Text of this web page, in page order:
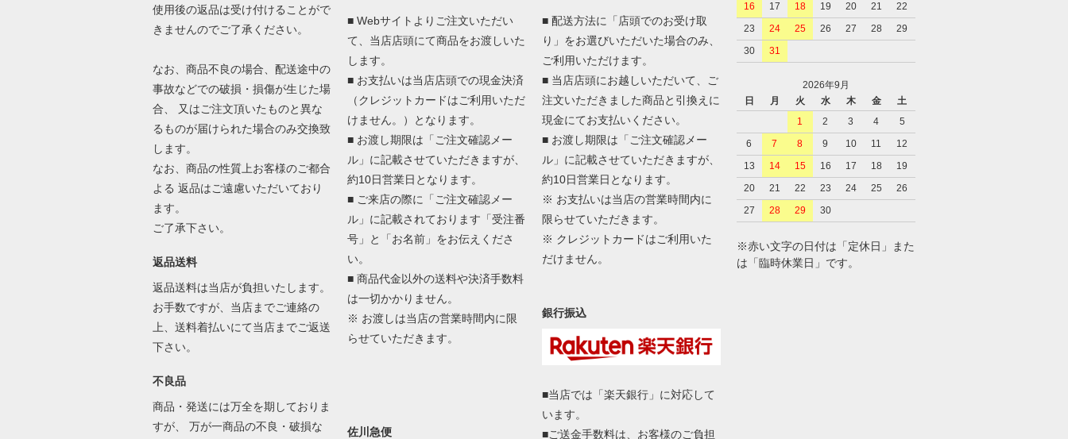
使用後の返品は受け付けることがで
きませんのでご了承ください。
なお、商品不良の場合、配送途中の
事故などでの破損・損傷が生じた場
合、 又はご注文頂いたものと異な
るものが届けられた場合のみ交換致
します。
なお、商品の性質上お客様のご都合
よる 返品はご遠慮いただいており
ます。
ご了承下さい。
返品送料
返品送料は当店が負担いたします。
お手数ですが、当店までご連絡の
上、送料着払いにて当店までご返送
下さい。
不良品
商品・発送には万全を期しておりま
すが、 万が一商品の不良・破損な
■ Webサイトよりご注文いただい
て、当店店頭にて商品をお渡しいた
します。
■ お支払いは当店店頭での現金決済
（クレジットカードはご利用いただ
けません。）となります。
■ お渡し期限は「ご注文確認メー
ル」に記載させていただきますが、
約10日営業日となります。
■ ご来店の際に「ご注文確認メー
ル」に記載されております「受注番
号」と「お名前」をお伝えくださ
い。
■ 商品代金以外の送料や決済手数料
は一切かかりません。
※ お渡しは当店の営業時間内に限
らせていただきます。
佐川急便
■ 配送方法に「店頭でのお受け取
り」をお選びいただいた場合のみ、
ご利用いただけます。
■ 当店店頭にお越しいただいて、ご
注文いただきました商品と引換えに
現金にてお支払いください。
■ お渡し期限は「ご注文確認メー
ル」に記載させていただきますが、
約10日営業日となります。
※ お支払いは当店の営業時間内に
限らせていただきます。
※ クレジットカードはご利用いた
だけません。
銀行振込
■当店では「楽天銀行」に対応して
います。
■ご送金手数料は、お客様のご負担
16
17 18 19 20 21
22
23
24 25 26 27 28
29
30
31
2026年9月
日
月 火 水 木 金
土
1
2 3 4
5
6
7 8 9 10 11
12
13
14 15 16 17 18
19
20
21 22 23 24 25
26
27
28 29 30
※赤い文字の日付は「定休日」また
は「臨時休業日」です。